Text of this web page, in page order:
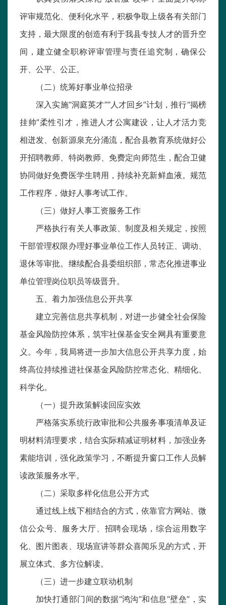
评审规范化、便利化水平，积极争取上级各有关部门
支持，最大限度的创造有利于我县专技人才的晋升空
间，建立健全职称评审管理与责任追究制，确保公
开、公平、公正。
（二）统筹好事业单位招录
深入实施“洞庭英才”“人才回乡”计划，推行“揭榜
挂帅”柔性引才，推进人才公寓建设，让人才活力竞
相迸发、创新源泉充分涌流，配合县教育系统做好公
开招聘教师、特岗教师、免费定向师范生，配合卫健
协同做好免费医学生聘用，持续补充新鲜血液。规范
工作程序，做好人事考试工作。
（三）做好人事工资服务工作
严格执行有关人事政策、制度及相关规定，按照
干部管理权限办理好事业单位工作人员转正、调动、
退休等审批。继续配合县委组织部，常态化推进事业
单位管理岗位职员等级晋升。
五、着力加强信息公开共享
建立完善信息共享机制，对进一步健全社会保险
基金风险防控体系，筑牢社保基金安全网具有重要意
义。今年，我局将进一步加大信息公开共享力度，始
终高位持续推进社保基金风险防控常态化、精细化、
科学化。
（一）提升政策解读回应实效
严格落实系统行政审批和公共服务事项清单及证
明材料清理要求，结合实际精减证明材料，加强业务
素能培训，强化政策学习，不断提升窗口工作人员解
读政策服务水平。
（二）采取多样化信息公开方式
通过线上线下相结合的方式，依靠官方网站、微
信公众号、服务大厅、招聘会现场，综合运用数字
化、图片图表、现场宣讲等群众喜闻乐见的方式，开
展立体式、多方位解读。
（三）进一步建立联动机制
加快打通部门间的数据“鸿沟”和信息“壁垒”，实